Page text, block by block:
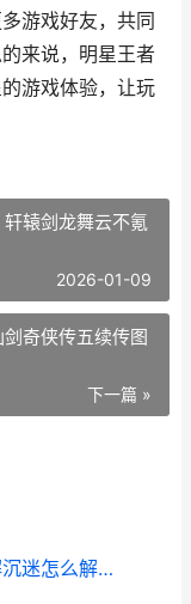
游戏好友，共同
来说，明星王者
游戏体验，让玩
轩辕剑龙舞云不氪
2026-01-09
剑奇侠传五续传图
下一篇 »
2、从第二行开始生成导语：王者解沉迷怎么解，是很多玩家关心的问题。在追求游戏乐趣的同时，克服游戏成瘾是至关重要的。通过有效的方法和技巧，玩家可以掌握如何在王者中享受游戏，又不至于沉迷其中。